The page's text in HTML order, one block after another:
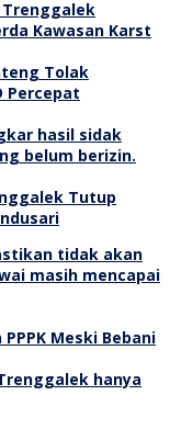
Tolak
Percepat
Tutup
Meski Bebani